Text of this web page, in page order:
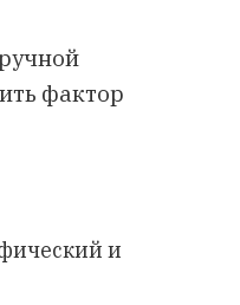
фактор
и